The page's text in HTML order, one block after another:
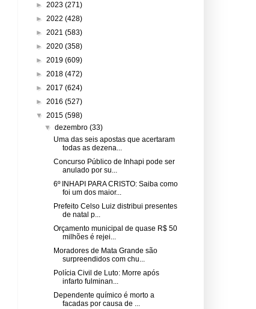
► 2023 (271)
► 2022 (428)
► 2021 (583)
► 2020 (358)
► 2019 (609)
► 2018 (472)
► 2017 (624)
► 2016 (527)
▼ 2015 (598)
▼dezembro(33)
Uma das seis apostas que acertaram
todas as dezena...
Concurso Público de Inhapi pode ser
anulado por su...
6º INHAPI PARA CRISTO: Saiba como
foi um dos maior...
Prefeito Celso Luiz distribui presentes
de natal p...
Orçamento municipal de quase R$ 50
milhões é rejei...
Moradores de Mata Grande são
surpreendidos com chu...
Polícia Civil de Luto: Morre após
infarto fulminan...
Dependente químico é morto a
facadas por causa de ...